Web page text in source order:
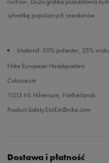
sylwetkę popularnych sneakerów.
Materiał: 50% poliester, 25%
Nike European Headquarters
Colosseum
11213 NL Hilversum, Netherlands
Product.Safety.EMEA@nike.com
Dostawa i płatność